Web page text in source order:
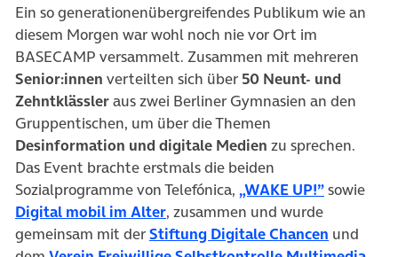
Ein so generationenübergreifendes Publikum wie an
diesem Morgen war wohl noch nie vor Ort im
BASECAMP versammelt. Zusammen mit mehreren
Senior:innen verteilten sich über 50 Neunt- und
Zehntklässleraus zwei Berliner Gymnasien an den
Gruppentischen, um über die Themen
Desinformation und digitale Medien zu sprechen.
Das Event brachte erstmals die beiden
Sozialprogramme von Telefónica, „WAKE UP!”(öffnet in
sowie
Digital mobil im Alter(öffnet in neuem Tab)
, zusammen und wurde
gemeinsam mit derStiftung Digitale Chancen (öffnet in
und